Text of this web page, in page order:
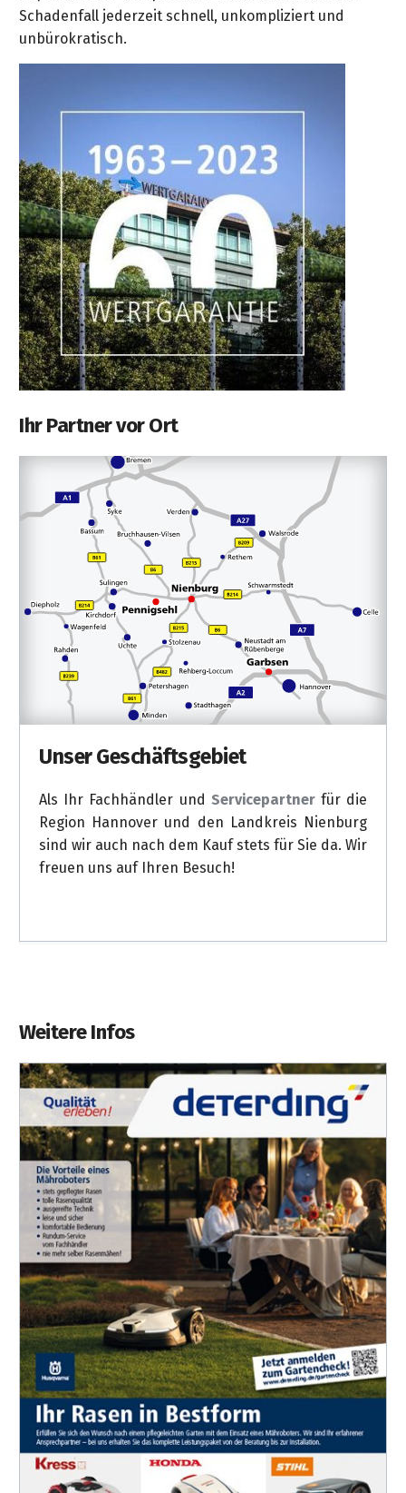
Schadenfall jederzeit schnell, unkompliziert und
unbürokratisch.
Ihr Partner vor Ort
Unser Geschäftsgebiet
Als Ihr Fachhändler und Servicepartnerfür die
Region Hannover und den Landkreis Nienburg
sind wir auch nach dem Kauf stets für Sie da. Wir
freuen uns auf Ihren Besuch!
Weitere Infos